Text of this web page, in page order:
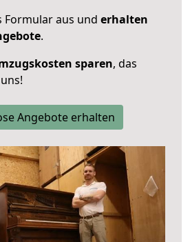
Formular aus und erhalten
.
sparen, das
Angebote erhalten